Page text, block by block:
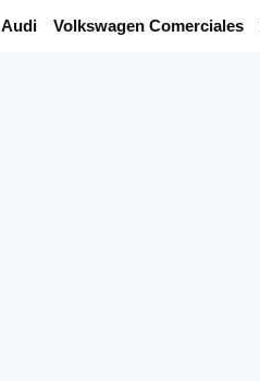
Audi Volkswagen Comerciales